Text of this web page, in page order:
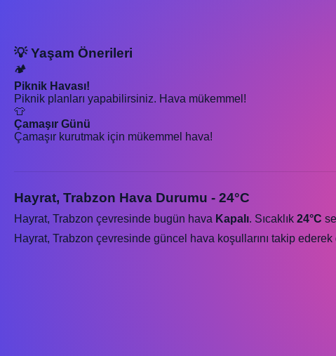
💡 Yaşam Önerileri
🏕️
Piknik Havası!
Piknik planları yapabilirsiniz. Hava mükemmel!
👕
Çamaşır Günü
Çamaşır kurutmak için mükemmel hava!
Hayrat, Trabzon Hava Durumu - 24°C
Hayrat, Trabzon çevresinde bugün hava Kapalı. Sıcaklık 24°C
Hayrat, Trabzon çevresinde güncel hava koşullarını takip